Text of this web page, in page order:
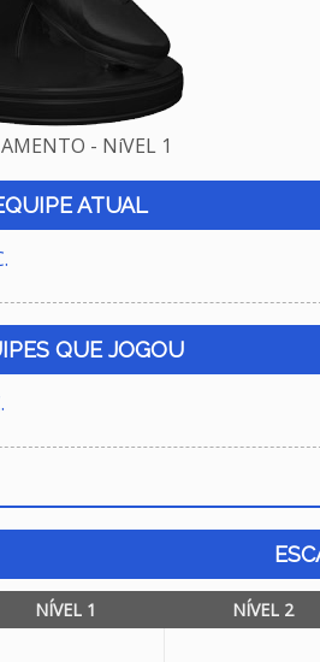
- NíVEL 1
ATUAL
QUE JOGOU
NÍVEL 1 NÍVEL 2